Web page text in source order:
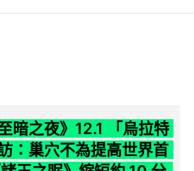
暗之夜》12.1 「烏拉特
：巢穴不為提高世界首